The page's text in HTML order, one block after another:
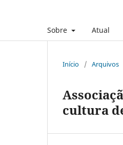
Sobre Atual
Início / Arquivos
cultura